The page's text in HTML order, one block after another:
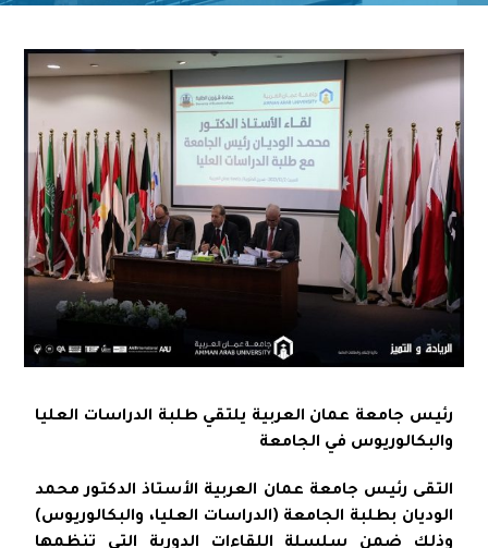
رئيس جامعة عمان العربية يلتقي طلبة الدراسات العليا
والبكالوريوس في الجامعة
التقى رئيس جامعة عمان العربية الأستاذ الدكتور محمد
الوديان بطلبة الجامعة (الدراسات العليا، والبكالوريوس)
وذلك ضمن سلسلة اللقاءات الدورية التي تنظمها